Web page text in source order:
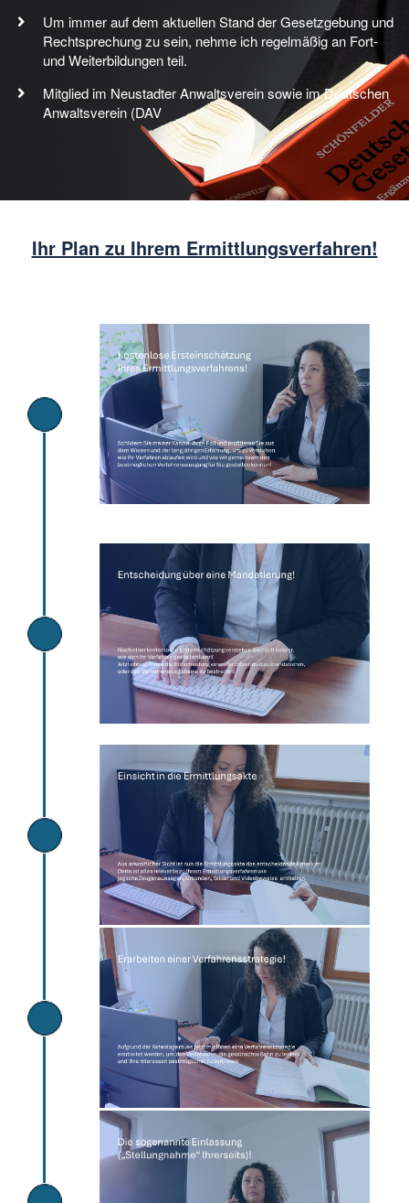
Um immer auf dem aktuellen Stand der Gesetzgebung und
Rechtsprechung zu sein, nehme ich regelmäßig an Fort-
und Weiterbildungen teil.
Mitglied im Neustadter Anwaltsverein sowie im Deutschen
Anwaltsverein (DAV
Ihr Plan zu Ihrem Ermittlungsverfahren!